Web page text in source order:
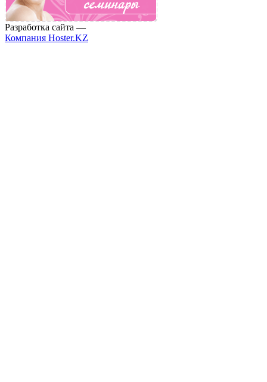
Разработка сайта —
Компания Hoster.KZ